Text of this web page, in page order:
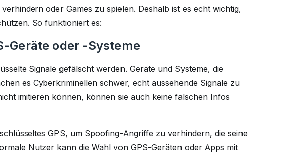
oder Games zu spielen. Deshalb ist es echt wichtig,
So funktioniert es:
Geräte oder -Systeme
Signale gefälscht werden. Geräte und Systeme, die
es Cyberkriminellen schwer, echt aussehende Signale zu
imitieren können, können sie auch keine falschen Infos
GPS, um Spoofing-Angriffe zu verhindern, die seine
Nutzer kann die Wahl von GPS-Geräten oder Apps mit